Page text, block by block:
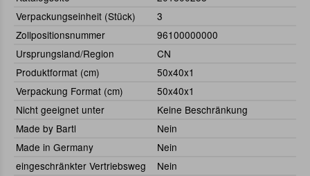
Verpackungseinheit (Stück)
3
Zollpositionsnummer
96100000000
Ursprungsland/Region
CN
Produktformat (cm)
50x40x1
Verpackung Format (cm)
50x40x1
Nicht geeignet unter
Keine Beschränkung
Made by Bartl
Nein
Made in Germany
Nein
eingeschränkter Vertriebsweg
Nein